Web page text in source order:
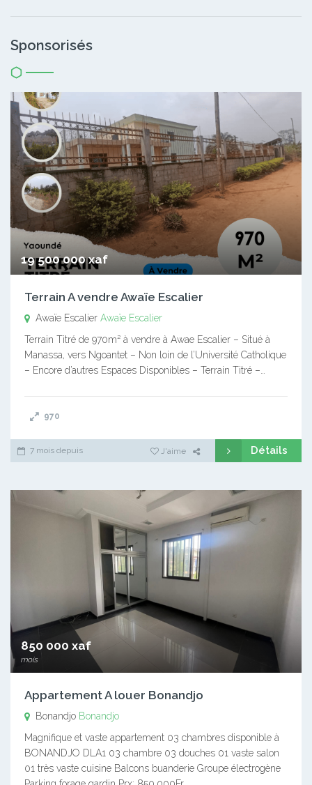
Sponsorisés
19 500 000 xaf
Terrain A vendre Awaïe Escalier
Awaïe Escalier Awaïe Escalier
Terrain Titré de 970m² à vendre à Awae Escalier – Situé à
Manassa, vers Ngoantet – Non loin de l’Université Catholique
– Encore d’autres Espaces Disponibles – Terrain Titré –…
970
7 mois depuis J'aime Détails
850 000 xaf
mois
Appartement A louer Bonandjo
Bonandjo Bonandjo
Magnifique et vaste appartement 03 chambres disponible à
BONANDJO DLA1 03 chambre 03 douches 01 vaste salon
01 très vaste cuisine Balcons buanderie Groupe électrogène